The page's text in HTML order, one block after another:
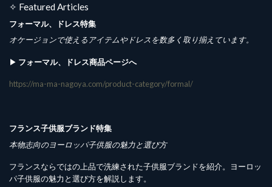
✧ Featured Articles
フォーマル、ドレス特集
オケージョンで使えるアイテムやドレスを数多く取り揃えています。
▶︎ フォーマル、ドレス商品ページへ
https://ma-ma-nagoya.com/product-category/formal/
フランス子供服ブランド特集
本物志向のヨーロッパ子供服の魅力と選び方
フランスならではの上品で洗練された子供服ブランドを紹介。ヨーロッ
パ子供服の魅力と選び方を解説します。